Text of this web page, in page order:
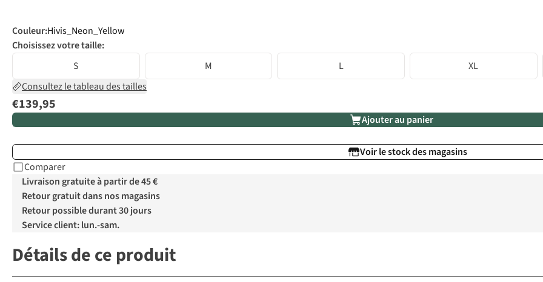
Couleur:Hivis_Neon_Yellow
Choisissez votre taille:
S
M L XL
Consultez le tableau des tailles
€139,95
Ajouter au panier
Voir le stock des magasins
Comparer
Livraison gratuite à partir de 45 €
Retour gratuit dans nos magasins
Retour possible durant 30 jours
Service client: lun.-sam.
Détails de ce produit